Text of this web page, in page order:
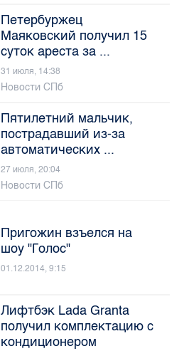
Петербуржец
Маяковский получил 15
суток ареста за ...
31 июля, 14:38
Новости СПб
Пятилетний мальчик,
пострадавший из-за
автоматических ...
27 июля, 20:04
Новости СПб
Пригожин взъелся на
шоу "Голос"
01.12.2014, 9:15
Лифтбэк Lada Granta
получил комплектацию с
кондиционером